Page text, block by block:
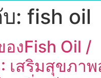
: fish oil
งFish Oil /
เสริมสุขภาพ